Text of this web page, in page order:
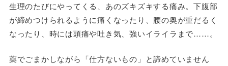
生理のたびにやってくる、あのズキズキする痛み。下腹部
が締めつけられるように痛くなったり、腰の奥が重だるく
なったり、時には頭痛や吐き気、強いイライラまで……。
薬でごまかしながら「仕方ないもの」と諦めていません